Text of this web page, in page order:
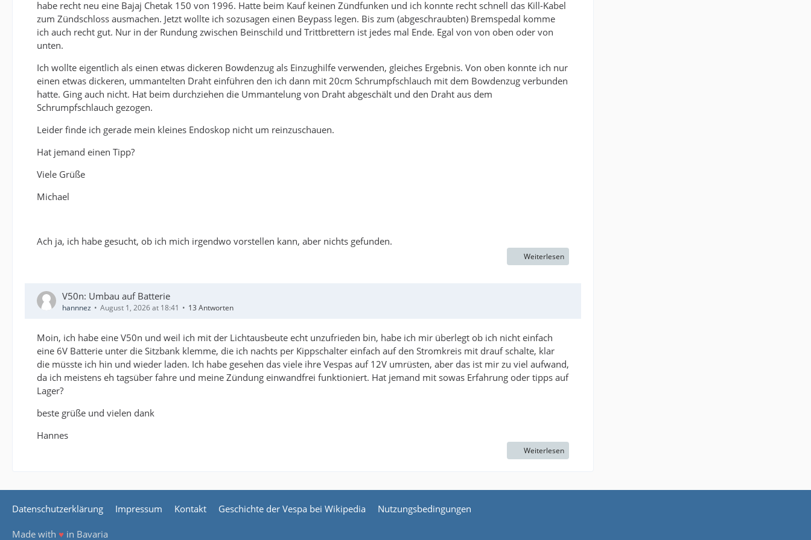
habe recht neu eine Bajaj Chetak 150 von 1996. Hatte beim Kauf keinen Zündfunken und ich konnte recht schnell das Kill-Kabel
zum Zündschloss ausmachen. Jetzt wollte ich sozusagen einen Beypass legen. Bis zum (abgeschraubten) Bremspedal komme
ich auch recht gut. Nur in der Rundung zwischen Beinschild und Trittbrettern ist jedes mal Ende. Egal von von oben oder von
unten.
Ich wollte eigentlich als einen etwas dickeren Bowdenzug als Einzughilfe verwenden, gleiches Ergebnis. Von oben konnte ich nur
einen etwas dickeren, ummantelten Draht einführen den ich dann mit 20cm Schrumpfschlauch mit dem Bowdenzug verbunden
hatte. Ging auch nicht. Hat beim durchziehen die Ummantelung von Draht abgeschält und den Draht aus dem
Schrumpfschlauch gezogen.
Leider finde ich gerade mein kleines Endoskop nicht um reinzuschauen.
Hat jemand einen Tipp?
Viele Grüße
Michael
Ach ja, ich habe gesucht, ob ich mich irgendwo vorstellen kann, aber nichts gefunden.
Weiterlesen
V50n: Umbau auf Batterie
hannnez August 1, 2026 at 18:41 13 Antworten
Moin, ich habe eine V50n und weil ich mit der Lichtausbeute echt unzufrieden bin, habe ich mir überlegt ob ich nicht einfach
eine 6V Batterie unter die Sitzbank klemme, die ich nachts per Kippschalter einfach auf den Stromkreis mit drauf schalte, klar
die müsste ich hin und wieder laden. Ich habe gesehen das viele ihre Vespas auf 12V umrüsten, aber das ist mir zu viel aufwand,
da ich meistens eh tagsüber fahre und meine Zündung einwandfrei funktioniert. Hat jemand mit sowas Erfahrung oder tipps auf
Lager?
beste grüße und vielen dank
Hannes
Weiterlesen
Datenschutzerklärung Impressum Kontakt Geschichte der Vespa bei Wikipedia Nutzungsbedingungen
Made with ♥ in Bavaria